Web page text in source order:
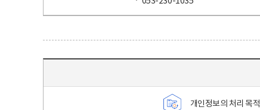
개인정보의 처리 목적